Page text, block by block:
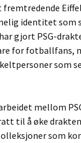
fremtredende
identitet som
gjort PSG-
for fotballfans,
som
mellom
til å øke
som